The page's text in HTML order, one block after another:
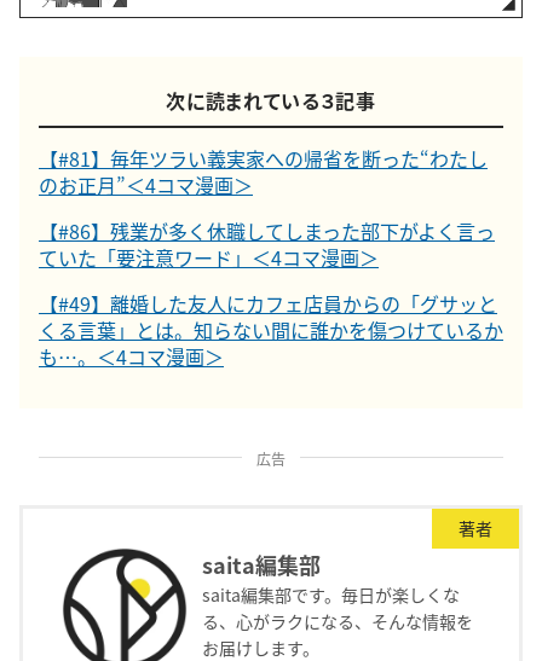
次に読まれている３記事
【#81】毎年ツラい義実家への帰省を断った“わたし
のお正月”＜4コマ漫画＞
【#86】残業が多く休職してしまった部下がよく言っ
ていた「要注意ワード」＜4コマ漫画＞
【#49】離婚した友人にカフェ店員からの「グサッと
くる言葉」とは。知らない間に誰かを傷つけているか
も…。＜4コマ漫画＞
広告
著者
saita編集部
saita編集部です。毎日が楽しくな
る、心がラクになる、そんな情報を
お届けします。